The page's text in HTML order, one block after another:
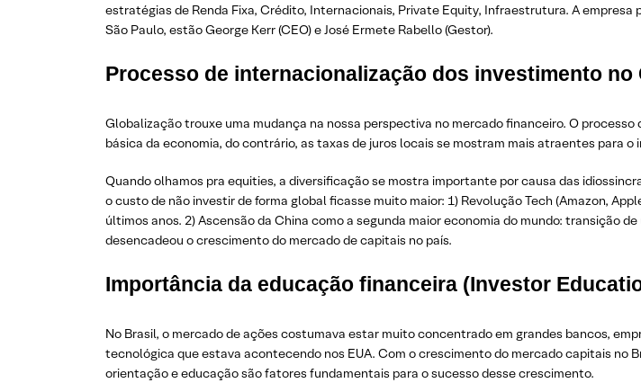
estratégias de Renda Fixa, Crédito, Internacionais, Private Equity, Infraestrutura. A
São Paulo, estão George Kerr (CEO) e José Ermete Rabello (Gestor).
Processo de internacionalização dos investimento
Globalização trouxe uma mudança na nossa perspectiva no mercado financeiro. O
básica da economia, do contrário, as taxas de juros locais se mostram mais atraentes para
Quando olhamos pra equities, a diversificação se mostra importante por causa das
o custo de não investir de forma global ficasse muito maior: 1) Revolução Tech (Amazon,
últimos anos. 2) Ascensão da China como a segunda maior economia do mundo: transição
desencadeou o crescimento do mercado de capitais no país.
Importância da educação financeira (Investor
No Brasil, o mercado de ações costumava estar muito concentrado em grandes bancos,
tecnológica que estava acontecendo nos EUA. Com o crescimento do mercado capitais no
orientação e educação são fatores fundamentais para o sucesso desse crescimento.